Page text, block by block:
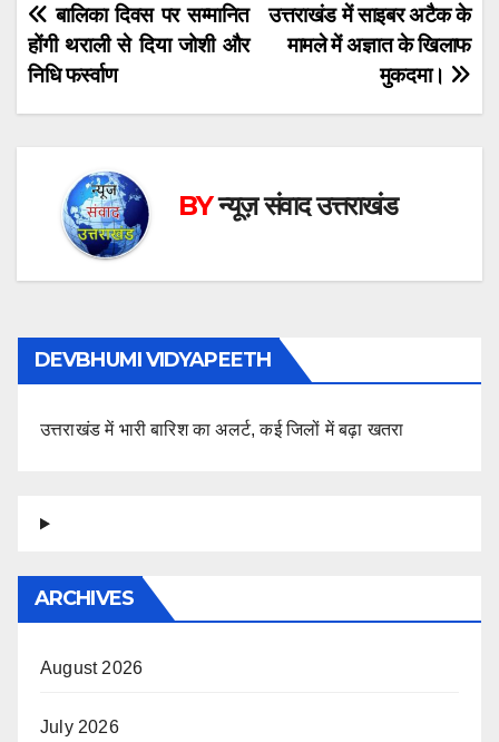
Post
navigation
उत्तराखंड में साइबर अटैक के
मामले में अज्ञात के खिलाफ
मुकदमा।
बालिका दिवस पर सम्मानित
होंगी थराली से दिया जोशी और
निधि फर्स्वाण
BYन्यूज़ संवाद उत्तराखंड
DEVBHUMI VIDYAPEETH
उत्तराखंड में भारी बारिश का अलर्ट, कई जिलों में बढ़ा खतरा
ARCHIVES
August 2026
July 2026